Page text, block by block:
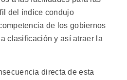
del índice condujo
de los gobiernos
clasificación y así atraer la
directa de esta